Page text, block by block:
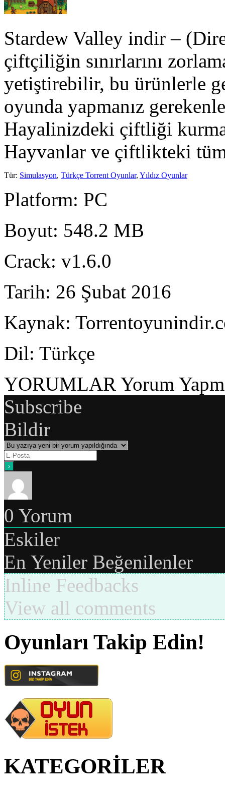
Stardew Valley indir –
çiftçiliğin sınırlarını
yetiştirebilir, bu ürünlerle
oyunda yapmanız
Hayalinizdeki çiftliği
Hayvanlar ve çiftlikteki
Tür: Simulasyon, Türkçe Torrent Oyunlar, Yıldız Oyunlar
Platform: PC
Boyut: 548.2 MB
Crack: v1.6.0
Tarih: 26 Şubat 2016
Kaynak:
Dil: Türkçe
YORUMLAR Yorum
Subscribe
Bildir
0 Yorum
Eskiler
En Yeniler Beğenilenler
Inline Feedbacks
View all comments
Oyunları Takip Edin!
KATEGORİLER